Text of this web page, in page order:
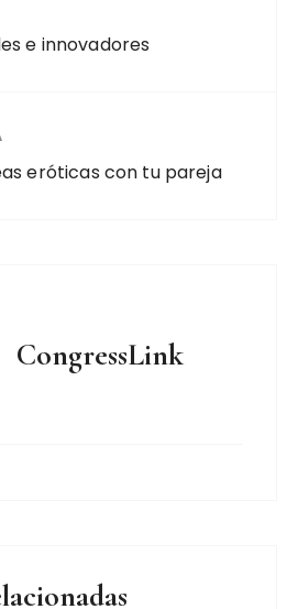
e innovadores
eróticas con tu pareja
CongressLink